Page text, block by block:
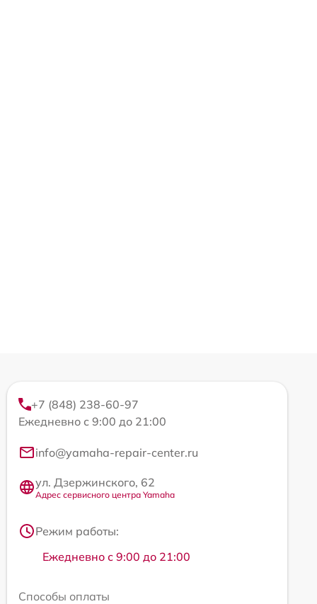
+7 (848) 238-60-97
Ежедневно с 9:00 до 21:00
info@yamaha-repair-center.ru
ул. Дзержинского, 62
Адрес сервисного центра Yamaha
Режим работы:
Ежедневно с 9:00 до 21:00
Способы оплаты